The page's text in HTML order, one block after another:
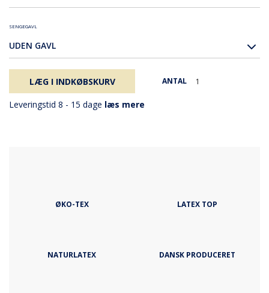
SENGEGAVL
UDEN GAVL
LÆG I INDKØBSKURV ANTAL
Leveringstid 8 - 15 dage læs mere
ØKO-TEX LATEX TOP
NATURLATEX DANSK PRODUCERET